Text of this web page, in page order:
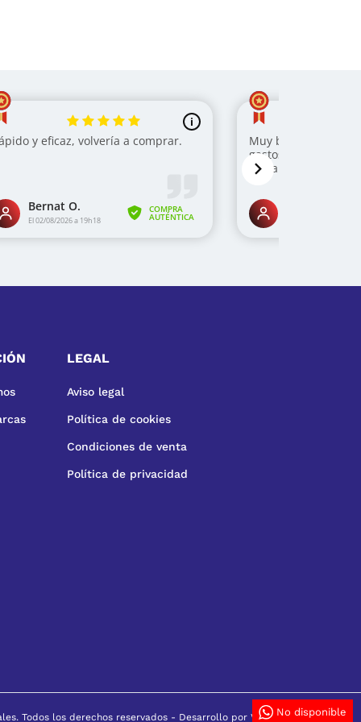
LEGAL
Aviso legal
Política de cookies
Condiciones de venta
Política de privacidad
Todos los derechos reservados - Desarrollo por VGS No disponible